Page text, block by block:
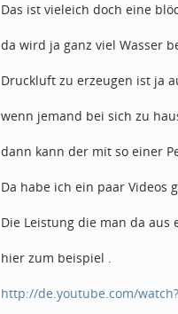
Das ist vieleich doch eine
da wird ja ganz viel Wasser
Druckluft zu erzeugen ist ja
wenn jemand bei sich zu
dann kann der mit so einer
Da habe ich ein paar Videos
Die Leistung die man da
hier zum beispiel .
http://de.youtube.com/